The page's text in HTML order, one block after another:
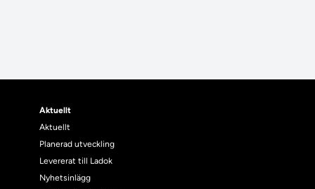
Aktuellt
Aktuellt
Planerad utveckling
Levererat till Ladok
Nyhetsinlägg